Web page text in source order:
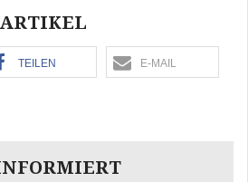
TEILEN E-MAIL